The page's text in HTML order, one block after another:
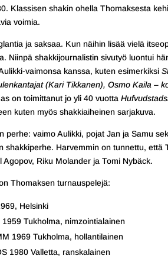
Klassisen shakin ohella Thomaksesta
voimia.
ja saksaa. Kun näihin lisää vielä
Niinpä shakkijournalistin sivutyö luontui
vaimonsa kanssa, kuten esimerkiksi
(Kari Tikkanen), Osmo Kaila –
on toimittanut jo yli 40 vuotta
kuten myös shakkiaiheinen sarjakuva.
perhe: vaimo Aulikki, pojat Jan ja Samu
shakkiperhe. Harvemmin on tunnettu, että
Riku Molander ja Tomi Nybäck.
Thomaksen turnauspelejä:
Helsinki
Tukholma, nimzointialainen
1969 Tukholma, hollantilainen
1980 Valletta, ranskalainen